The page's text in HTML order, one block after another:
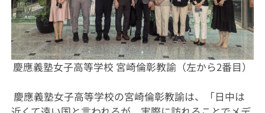
慶應義塾女子高等学校 宮崎倫彰教諭（左から2番目）
慶應義塾女子高等学校の宮崎倫彰教諭は、「日中は